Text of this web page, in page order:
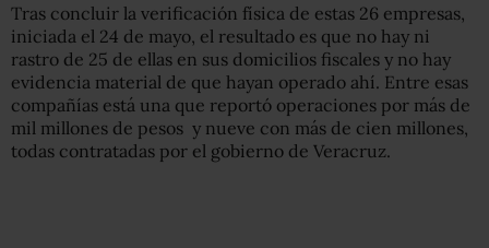
Tras concluir la verificación física de estas 26 empresas,
iniciada el 24 de mayo, el resultado es que no hay ni
rastro de 25 de ellas en sus domicilios fiscales y no hay
evidencia material de que hayan operado ahí. Entre esas
compañías está una que reportó operaciones por más de
mil millones de pesos y nueve con más de cien millones,
todas contratadas por el gobierno de Veracruz.